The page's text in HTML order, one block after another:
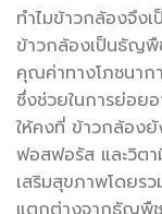
ทำไมข้าวกล้องจึง
ข้าวกล้องเป็นธัญพื
คุณค่าทางโภชนาก
ซึ่งช่วยในการย่อย
ให้คงที่ ข้าวกล้อง
ฟอสฟอรัส และวิต
เสริมสุขภาพโดยรว